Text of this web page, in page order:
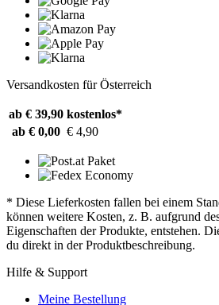
Versandkosten für Österreich
ab € 39,90 kostenlos*
ab € 0,00 € 4,90
* Diese Lieferkosten fallen bei einem
können weitere Kosten, z. B. aufgrund
Eigenschaften der Produkte, entstehen.
du direkt in der Produktbeschreibung.
Hilfe & Support
Meine Bestellung